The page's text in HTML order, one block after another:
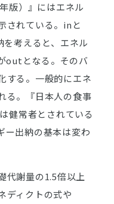
版）』にはエネル
されている。inと
考えると、エネル
outとなる。そのバ
する。一般的にエネ
る。『日本人の食事
健常者とされている
ー出納の基本は変わ
代謝量の1.5倍以上
ディクトの式や